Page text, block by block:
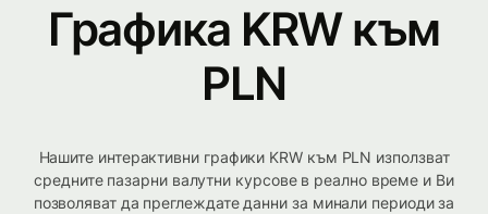
Графика KRW към
PLN
Нашите интерактивни графики KRW към PLN използват
средните пазарни валутни курсове в реално време и Ви
позволяват да преглеждате данни за минали периоди за